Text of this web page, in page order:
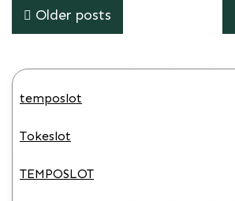
Posts
navigation
Older posts
temposlot
Tokeslot
TEMPOSLOT